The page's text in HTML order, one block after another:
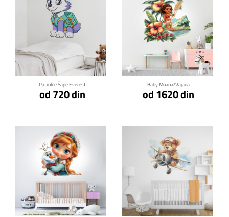
Patrolne Šape Everest
od 720 din
Baby Moana/Vajana
od 1620 din
Klikni za detalje
Klikni za detalje Klikni za detalje